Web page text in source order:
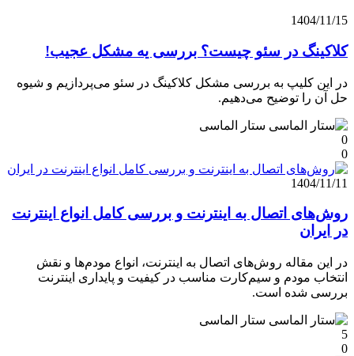
1404/11/15
کلاکینگ در سئو چیست؟ بررسی یه مشکل عجیب!
در این کلیپ به بررسی مشکل کلاکینگ در سئو می‌پردازیم و شیوه
حل آن را توضیح می‌دهیم.
ستار الماسی
0
0
1404/11/11
روش‌های اتصال به اینترنت و بررسی کامل انواع اینترنت
در ایران
در این مقاله روش‌های اتصال به اینترنت، انواع مودم‌ها و نقش
انتخاب مودم و سیم‌کارت مناسب در کیفیت و پایداری اینترنت
بررسی شده است.
ستار الماسی
5
0